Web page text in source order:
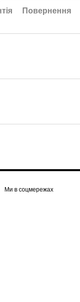
Повернення
Ми в соцмережах